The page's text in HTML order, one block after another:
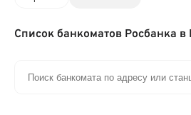
Список банкоматов Росбанка в